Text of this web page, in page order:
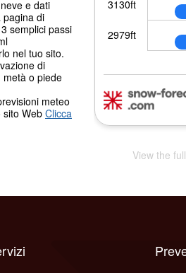
e dati
pagina di
semplici passi
nel tuo sito.
di
metà o piede
meteo
sito WebClicca
View the